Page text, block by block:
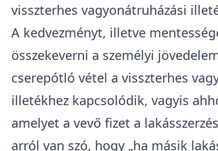
Fontos megjegyzés
Ez egy tájékoztató jellegű
konkrét ügyek egyedi
kívánnak és a jogszabályok is
ezért mindig javasolt
Az ügyvéd anyagi felelősséget
ügyfeleknek személyre